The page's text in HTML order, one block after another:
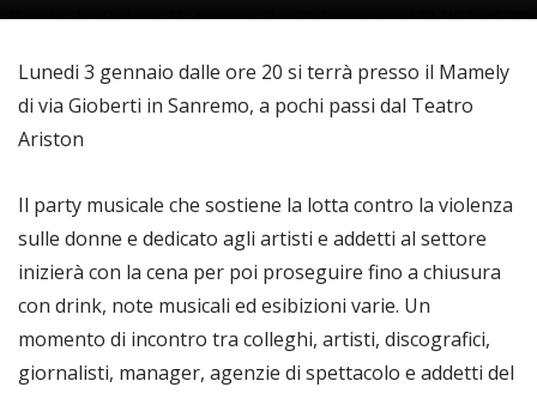
Lunedi 3 gennaio dalle ore 20 si terrà presso il Mamely
di via Gioberti in Sanremo, a pochi passi dal Teatro
Ariston
Il party musicale che sostiene la lotta contro la violenza
sulle donne e dedicato agli artisti e addetti al settore
inizierà con la cena per poi proseguire fino a chiusura
con drink, note musicali ed esibizioni varie. Un
momento di incontro tra colleghi, artisti, discografici,
giornalisti, manager, agenzie di spettacolo e addetti del